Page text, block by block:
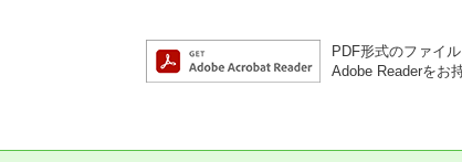
PDF形式のファイ
Adobe Readerをお